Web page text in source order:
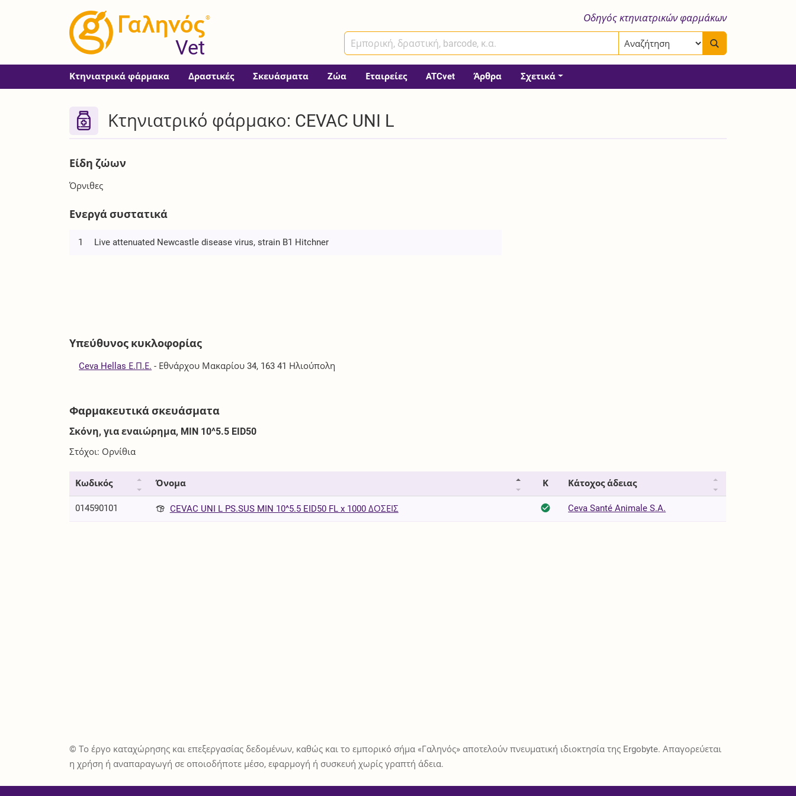
®
Vet
Οδηγός κτηνιατρικών φαρμάκων
Κτηνιατρικά φάρμακα Δραστικές Σκευάσματα Ζώα Εταιρείες ATCvet Άρθρα Σχετικά
Κτηνιατρικό φάρμακο: CEVAC UNI L
Είδη ζώων
Όρνιθες
Ενεργά συστατικά
1 Live attenuated Newcastle disease virus, strain B1 Hitchner
Υπεύθυνος κυκλοφορίας
Ceva Hellas Ε.Π.Ε. - Εθνάρχου Μακαρίου 34, 163 41 Ηλιούπολη
Φαρμακευτικά σκευάσματα
Σκόνη, για εναιώρημα, MIN 10^5.5 EID50
Στόχοι: Ορνίθια
Κωδικός Όνομα Κ Κάτοχος άδειας
014590101 CEVAC UNI L PS.SUS MIN 10^5.5 EID50 FL x 1000 ΔΟΣΕΙΣ Ceva Santé Animale S.A.
© Το έργο καταχώρησης και επεξεργασίας δεδομένων, καθώς και το εμπορικό σήμα «Γαληνός» αποτελούν πνευματική ιδιοκτησία της Ergobyte. Απαγορεύεται
η χρήση ή αναπαραγωγή σε οποιοδήποτε μέσο, εφαρμογή ή συσκευή χωρίς γραπτή άδεια.